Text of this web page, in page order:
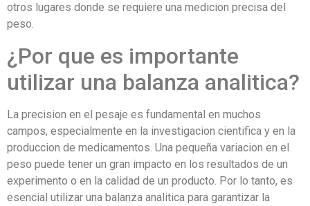
otros lugares donde se requiere una medicion precisa del
peso.
¿Por que es importante
utilizar una balanza analitica?
La precision en el pesaje es fundamental en muchos
campos, especialmente en la investigacion cientifica y en la
produccion de medicamentos. Una pequeña variacion en el
peso puede tener un gran impacto en los resultados de un
experimento o en la calidad de un producto. Por lo tanto, es
esencial utilizar una balanza analitica para garantizar la